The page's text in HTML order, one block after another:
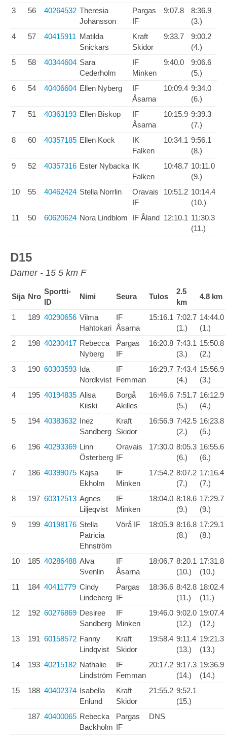
3
56 40264532 Theresia
Johansson
Pargas
IF
9:07.8
8:36.9
(3.)
4
57 40415911 Matilda
Snickars
Kraft
Skidor
9:33.7
9:00.2
(4.)
5
58 40344604 Sara
Cederholm
IF
Minken
9:40.0
9:06.6
(5.)
6
54 40406604 Ellen Nyberg
IF
Åsarna
10:09.4 9:34.0
(6.)
7
51 40363193 Ellen Biskop
IF
Åsarna
10:15.9 9:39.3
(7.)
8
60 40357185 Ellen Kock
IK
Falken
10:34.1 9:56.1
(8.)
9
52 40357316 Ester Nybacka IK
Falken
10:48.7 10:11.0
(9.)
10
55 40462424 Stella Norrlin
Oravais
IF
10:51.2 10:14.4
(10.)
11
50 60620624 Nora Lindblom IF Åland 12:10.1 11:30.3
(11.)
D15
Damer - 15 5 km F
Sija Nro
Sportti-
ID
Nimi Seura Tulos
2.5
km
4.8 km
1 189 40290656 Vilma
Hahtokari
IF
Åsarna
15:16.1 7:02.7
(1.)
14:44.0
(1.)
2
198 40230417 Rebecca
Nyberg
Pargas
IF
16:20.8 7:43.1
(3.)
15:50.8
(2.)
3
190 60303593 Ida
Nordkvist
IF
Femman
16:29.7 7:43.4
(4.)
15:56.9
(3.)
4
195 40194835 Alisa
Kiiski
Borgå
Akilles
16:46.6 7:51.7
(5.)
16:12.9
(4.)
5
194 40383632 Inez
Sandberg
Kraft
Skidor
16:56.9 7:42.5
(2.)
16:23.8
(5.)
6
196 40293369 Linn
Österberg
Oravais
IF
17:30.0 8:05.3
(6.)
16:55.6
(6.)
7
186 40399075 Kajsa
Ekholm
IF
Minken
17:54.2 8:07.2
(7.)
17:16.4
(7.)
8
197 60312513 Agnes
Liljeqvist
IF
Minken
18:04.0 8:18.6
(9.)
17:29.7
(9.)
9
199 40198176 Stella
Patricia
Ehnström
Vörå IF 18:05.9 8:16.8
(8.)
17:29.1
(8.)
10 185 40286488 Alva
Svenlin
IF
Åsarna
18:06.7 8:20.1
(10.)
17:31.8
(10.)
11
184 40411779 Cindy
Lindeberg
Pargas
IF
18:36.6 8:42.8
(11.)
18:02.4
(11.)
12
192 60276869 Desiree
Sandberg
IF
Minken
19:46.0 9:02.0
(12.)
19:07.4
(12.)
13
191 60158572 Fanny
Lindqvist
Kraft
Skidor
19:58.4 9:11.4
(13.)
19:21.3
(13.)
14
193 40215182 Nathalie
Lindström
IF
Femman
20:17.2 9:17.3
(14.)
19:36.9
(14.)
15
188 40402374 Isabella
Enlund
Kraft
Skidor
21:55.2 9:52.1
(15.)
187 40400065 Rebecka
Backholm
Pargas
IF
DNS